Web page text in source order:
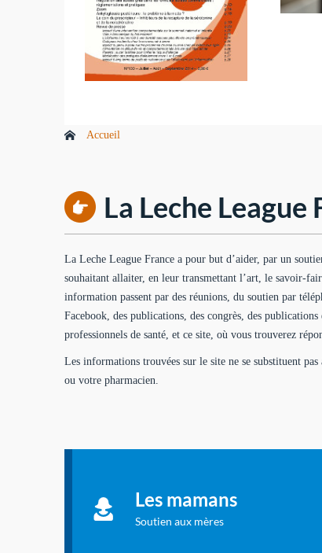
Accueil
La Leche League
La Leche League France a pour but d’aider, par un
souhaitant allaiter, en leur transmettant l’art, le savoir-
information passent par des réunions, du soutien par
Facebook, des publications, des congrès, des
professionnels de santé, et ce site, où vous trouverez
Les informations trouvées sur le site ne se substituent
ou votre pharmacien.
Les mamans
Soutien aux mères
vous aider à allaiter et vous informer : toutes les
rubriques qui concernent l'allaitement.